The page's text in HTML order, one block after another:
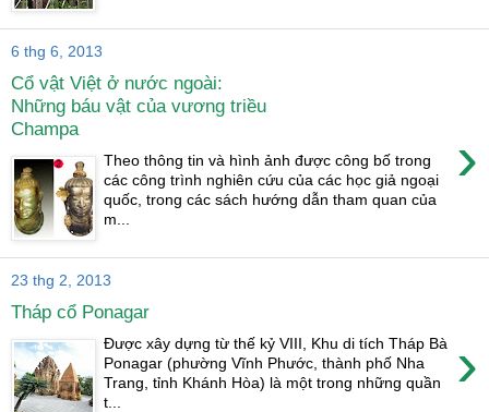
6 thg 6, 2013
Cổ vật Việt ở nước ngoài:
Những báu vật của vương triều
Champa
›
Theo thông tin và hình ảnh được công bố trong
các công trình nghiên cứu của các học giả ngoại
quốc, trong các sách hướng dẫn tham quan của
m...
23 thg 2, 2013
Tháp cổ Ponagar
›
Được xây dựng từ thế kỷ VIII, Khu di tích Tháp Bà
Ponagar (phường Vĩnh Phước, thành phố Nha
Trang, tỉnh Khánh Hòa) là một trong những quần
t...